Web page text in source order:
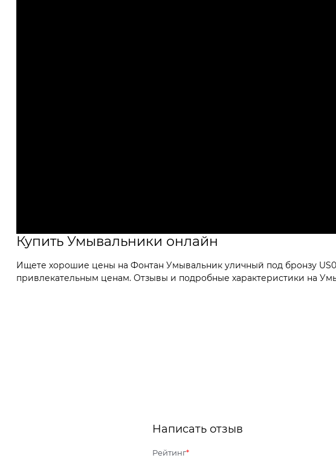
Купить Умывальники онлайн
Ищете хорошие цены на Фонтан Умывальник уличный под бронзу
привлекательным ценам. Отзывы и подробные характеристики на
Написать отзыв
Рейтинг